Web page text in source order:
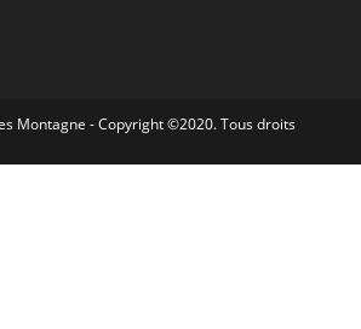
Montagne - Copyright ©2020. Tous droits